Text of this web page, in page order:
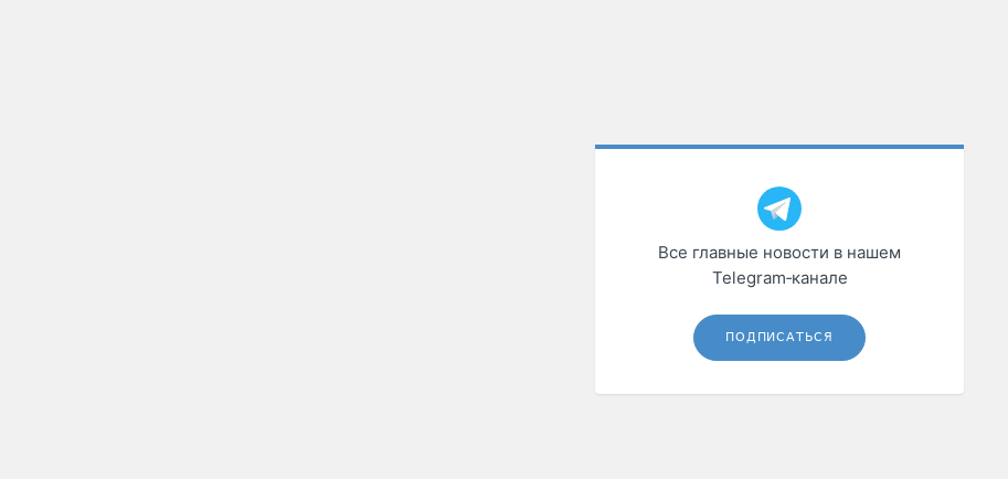
Все главные новости в нашем
Telegram‑канале
ПОДПИСАТЬСЯ